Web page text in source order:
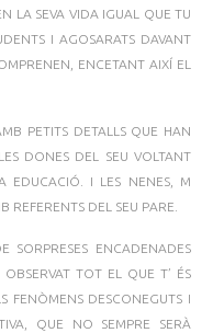
LA SEVA VIDA IGUAL QUE TU
I AGOSARATS DAVANT
ENCETANT AIXÍ EL
PETITS DETALLS QUE HAN
DONES DEL SEU VOLTANT
EDUCACIÓ. I LES NENES, M
REFERENTS DEL SEU PARE.
ENCADENADES
TOT EL QUE T’ ÉS
FENÒMENS DESCONEGUTS I
QUE NO SEMPRE SERÀ